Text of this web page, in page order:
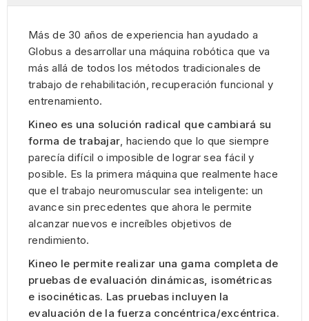
Más de 30 años de experiencia han ayudado a
Globus a desarrollar una máquina robótica que va
más allá de todos los métodos tradicionales de
trabajo de rehabilitación, recuperación funcional y
entrenamiento.
Kineo es una solución radical que cambiará su
forma de trabajar, haciendo que lo que siempre
parecía difícil o imposible de lograr sea fácil y
posible. Es la primera máquina que realmente hace
que el trabajo neuromuscular sea inteligente: un
avance sin precedentes que ahora le permite
alcanzar nuevos e increíbles objetivos de
rendimiento.
Kineo le permite realizar una gama completa de
pruebas de evaluación dinámicas, isométricas
e isocinéticas. Las pruebas incluyen la
evaluación de la fuerza concéntrica/excéntrica.